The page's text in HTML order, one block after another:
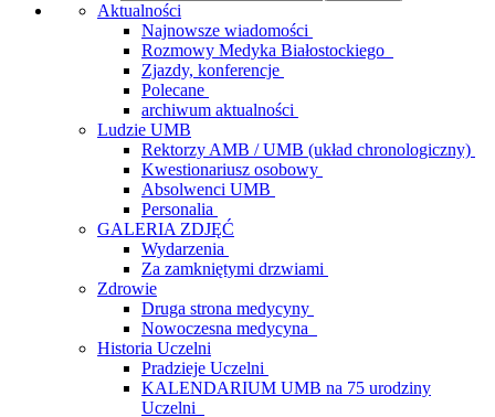
Aktualności
Najnowsze wiadomości
Rozmowy Medyka Białostockiego
Zjazdy, konferencje
Polecane
archiwum aktualności
Ludzie UMB
Rektorzy AMB / UMB (układ chronologiczny)
Kwestionariusz osobowy
Absolwenci UMB
Personalia
GALERIA ZDJĘĆ
Wydarzenia
Za zamkniętymi drzwiami
Zdrowie
Druga strona medycyny
Nowoczesna medycyna
Historia Uczelni
Pradzieje Uczelni
KALENDARIUM UMB na 75 urodziny
Uczelni